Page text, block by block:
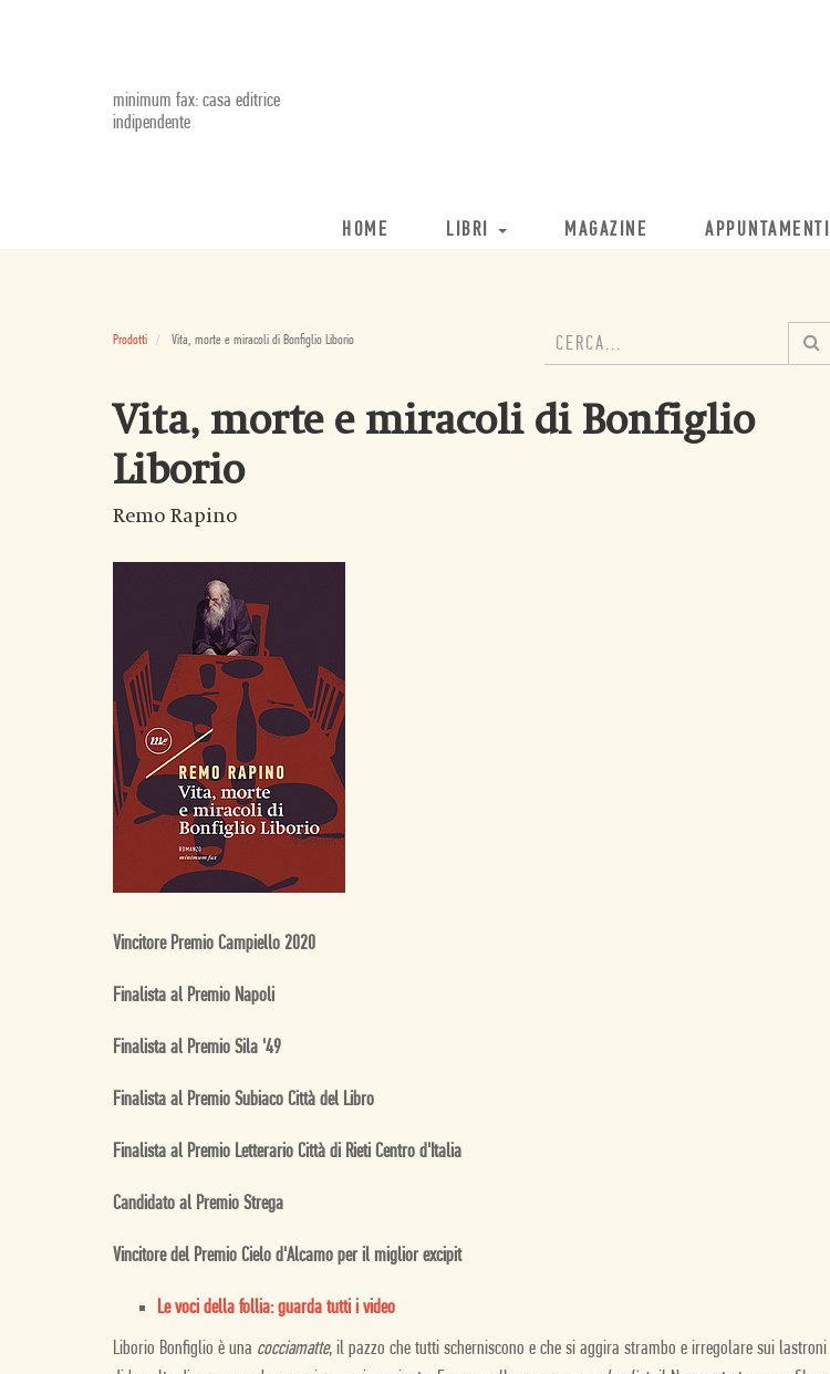
minimum fax: casa editrice
indipendente
HOME LIBRI MAGAZINE APPUNTAMENTI
Prodotti Vita, morte e miracoli di Bonfiglio Liborio
Vita, morte e miracoli di Bonfiglio
Liborio
Remo Rapino
Vincitore Premio Campiello 2020
Finalista al Premio Napoli
Finalista al Premio Sila '49
Finalista al Premio Subiaco Città del Libro
Finalista al Premio Letterario Città di Rieti Centro d'Italia
Candidato al Premio Strega
Vincitore del Premio Cielo d'Alcamo per il miglior excipit
Le voci della follia: guarda tutti i video
Liborio Bonfiglio è una cocciamatte, il pazzo che tutti scherniscono e che si aggira strambo e irregolare sui lastroni